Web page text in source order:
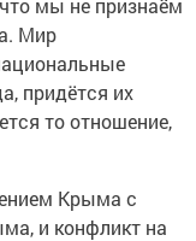
мы не признаём
Мир
придётся их
то отношение,
Крыма с
и конфликт на